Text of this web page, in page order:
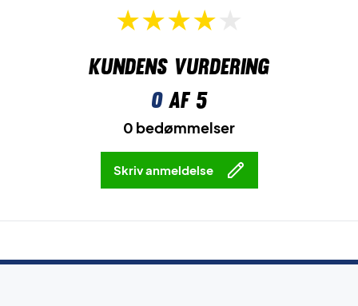
Kundens vurdering
0af 5
0 bedømmelser
Skriv anmeldelse